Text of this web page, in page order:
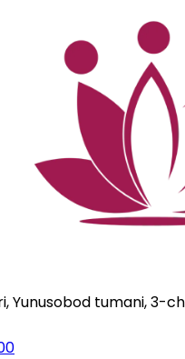
Yunusobod tumani, 3-